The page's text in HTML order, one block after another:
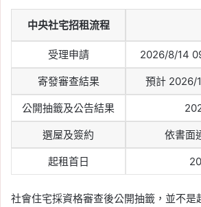
中央社宅招租流程
受理申請 2026/8/14
寄發審查結果 預計 2026/
公開抽籤及公告結果
選屋及簽約 依書面
起租首日
社會住宅採資格審查後公開抽籤，並不是